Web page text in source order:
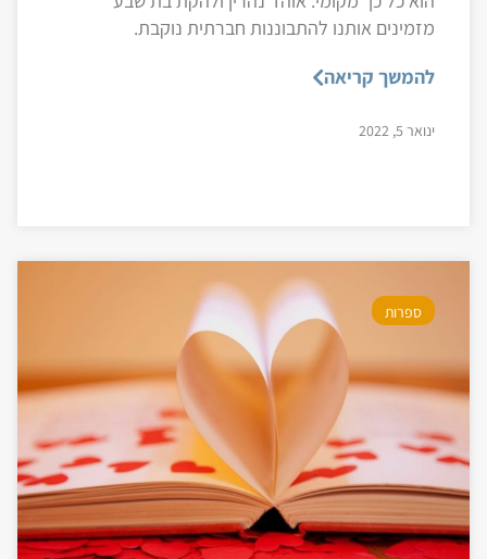
מזמינים אותנו להתבוננות חברתית נוקבת.
להמשך קריאה
ינואר 5, 2022
ספרות